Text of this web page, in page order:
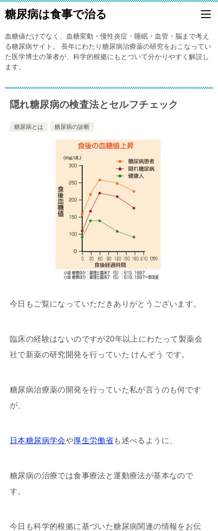
糖尿病は食事で治る
血糖値だけでなく、血糖変動・慢性炎症・睡眠・血管・脳まで考え
る糖尿病サイト。 長年にわたり糖尿病治療薬の研究をおこなってい
た医学博士の筆者が、科学的根拠にもとづいて分かりやすく解説し
ます。
隠れ糖尿病の検査法とセルフチェック
糖尿病とは 糖尿病の診断
今日もご覧になっていただきありがとうございます。
臨床の経験はないのですが20年以上にわたって製薬会
社で新薬の研究開発を行っていた けんぞう です。
糖尿病治療薬の開発を行っていた私が言うのも何です
が、
日本糖尿病学会や厚生労働省も述べるように、
糖尿病の治療では食事療法と運動療法が基本なので
す。
今日も科学的根拠に基づいた糖尿病関連の情報をお伝